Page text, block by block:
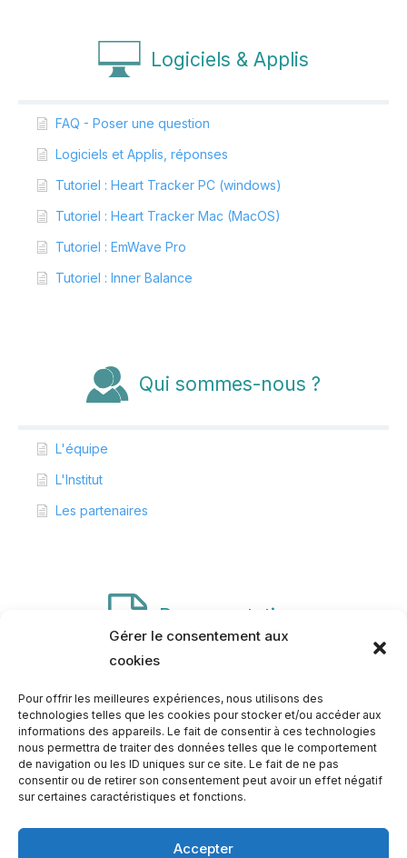
Gérer le consentement aux
cookies
Pour offrir les meilleures expériences, nous utilisons des
technologies telles que les cookies pour stocker et/ou accéder aux
informations des appareils. Le fait de consentir à ces technologies
nous permettra de traiter des données telles que le comportement
de navigation ou les ID uniques sur ce site. Le fait de ne pas
consentir ou de retirer son consentement peut avoir un effet négatif
sur certaines caractéristiques et fonctions.
Accepter
Logiciels & Applis
FAQ - Poser une question
Logiciels et Applis, réponses
Tutoriel : Heart Tracker PC (windows)
Tutoriel : Heart Tracker Mac (MacOS)
Tutoriel : EmWave Pro
Tutoriel : Inner Balance
Qui sommes-nous ?
L'équipe
L'Institut
Les partenaires
Documentation